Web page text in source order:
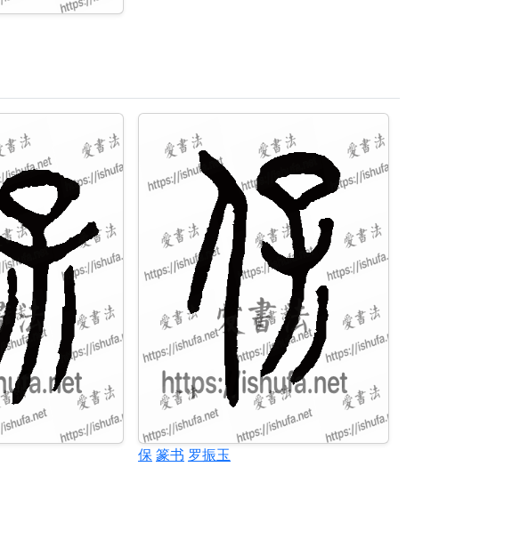
保篆书 罗振玉